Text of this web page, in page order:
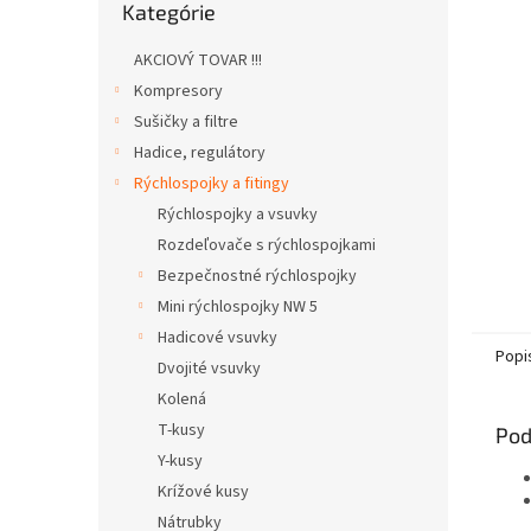
kategórie
Kategórie
AKCIOVÝ TOVAR !!!
Kompresory
Sušičky a filtre
Hadice, regulátory
Rýchlospojky a fitingy
Rýchlospojky a vsuvky
Rozdeľovače s rýchlospojkami
Bezpečnostné rýchlospojky
Mini rýchlospojky NW 5
Hadicové vsuvky
Dvojité vsuvky
Kolená
T-kusy
Y-kusy
Krížové kusy
Nátrubky